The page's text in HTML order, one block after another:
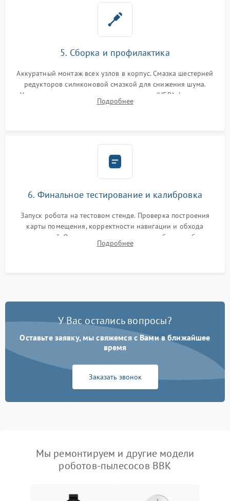
5. Сборка и профилактика
Аккуратный монтаж всех узлов в корпус. Смазка шестерней
редукторов силиконовой смазкой для снижения шума.
Установка новых расходных материалов (HEPA-фильтров,
микрофибры, щеток). Надежная фиксация разъемов и
Подробнее
6. Финальное тестирование и калибровка
Запуск робота на тестовом стенде. Проверка построения
карты помещения, корректности навигации и обхода
препятствий. Оценка силы всасывания и работы турбины.
Тестирование автоматического возврата на док-станцию и
Подробнее
У Вас остались вопросы?
Оставьте заявку, мы свяжемся с Вами в ближайшее
время
Заказать звонок
Мы ремонтируем и другие модели
роботов-пылесосов BBK